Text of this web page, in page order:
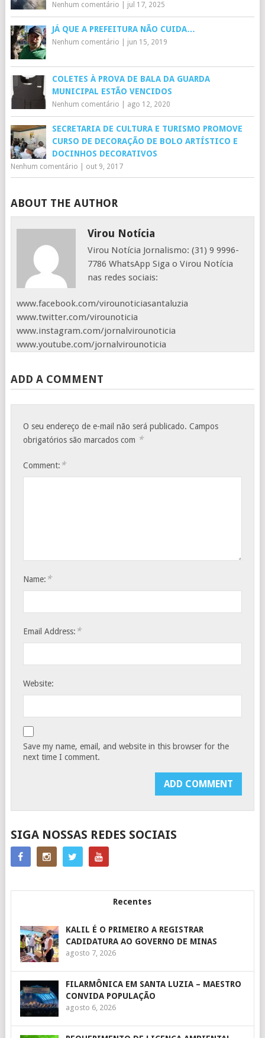
Nenhum comentário jul 17, 2025
JÁ QUE A PREFEITURA NÃO CUIDA…
Nenhum comentário jun 15, 2019
COLETES À PROVA DE BALA DA GUARDA
MUNICIPAL ESTÃO VENCIDOS
Nenhum comentário ago 12, 2020
SECRETARIA DE CULTURA E TURISMO PROMOVE
CURSO DE DECORAÇÃO DE BOLO ARTÍSTICO E
DOCINHOS DECORATIVOS
Nenhum comentário out 9, 2017
ABOUT THE AUTHOR
Virou Notícia
Virou Notícia Jornalismo: (31) 9 9996-
7786 WhatsApp Siga o Virou Notícia
nas redes sociais:
www.facebook.com/virounoticiasantaluzia
www.twitter.com/virounoticia
www.instagram.com/jornalvirounoticia
www.youtube.com/jornalvirounoticia
ADD A COMMENT
O seu endereço de e-mail não será publicado. Campos
obrigatórios são marcados com *
Comment: *
Name: *
Email Address: *
Website:
Save my name, email, and website in this browser for the
next time I comment.
SIGA NOSSAS REDES SOCIAIS
Recentes
KALIL É O PRIMEIRO A REGISTRAR
CADIDATURA AO GOVERNO DE MINAS
agosto 7, 2026
FILARMÔNICA EM SANTA LUZIA – MAESTRO
CONVIDA POPULAÇÃO
agosto 6, 2026